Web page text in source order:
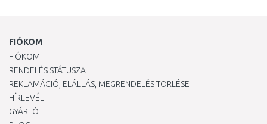
FIÓKOM
FIÓKOM
RENDELÉS STÁTUSZA
REKLAMÁCIÓ, ELÁLLÁS, MEGRENDELÉS TÖRLÉSE
HÍRLEVÉL
GYÁRTÓ